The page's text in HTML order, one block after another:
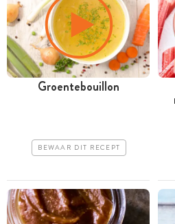
Groentebouillon
BEWAAR DIT RECEPT